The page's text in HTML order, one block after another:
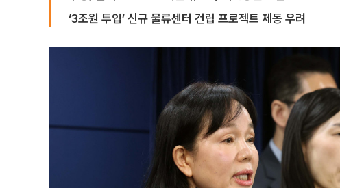
‘3조원 투입’ 신규 물류센터 건립 프로젝트 제동 우려